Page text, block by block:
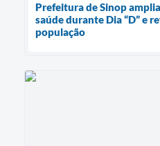
Prefeitura de Sinop
saúde durante Dia “D” e
população